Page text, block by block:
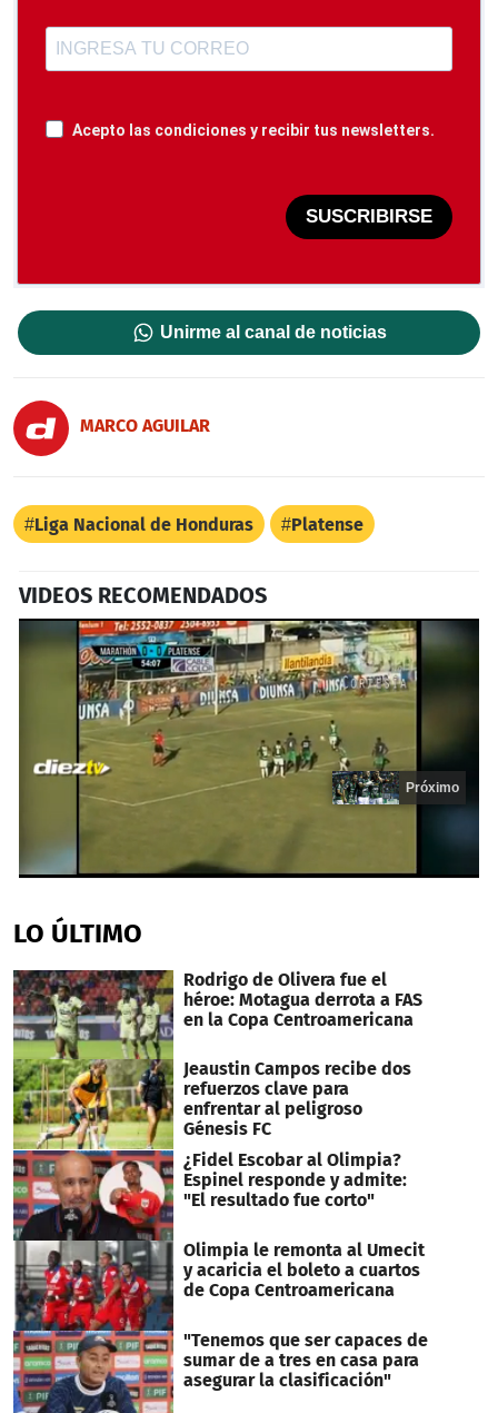
Acepto las condiciones y recibir tus newsletters.
SUSCRIBIRSE
Unirme al canal de noticias
MARCO AGUILAR
Liga Nacional de Honduras Platense
VIDEOS RECOMENDADOS
of
20
Próximo
LO ÚLTIMO
Rodrigo de Olivera fue el
héroe: Motagua derrota a FAS
en la Copa Centroamericana
Jeaustin Campos recibe dos
refuerzos clave para
enfrentar al peligroso
Génesis FC
¿Fidel Escobar al Olimpia?
Espinel responde y admite:
"El resultado fue corto"
Olimpia le remonta al Umecit
y acaricia el boleto a cuartos
de Copa Centroamericana
"Tenemos que ser capaces de
sumar de a tres en casa para
asegurar la clasificación"